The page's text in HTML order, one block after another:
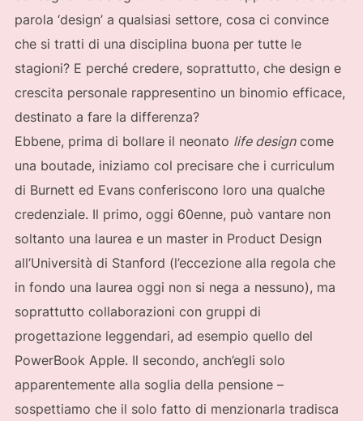
parola ‘design’ a qualsiasi settore, cosa ci convince
che si tratti di una disciplina buona per tutte le
stagioni? E perché credere, soprattutto, che design e
crescita personale rappresentino un binomio efficace,
destinato a fare la differenza?
Ebbene, prima di bollare il neonato life designcome
una boutade, iniziamo col precisare che i curriculum
di Burnett ed Evans conferiscono loro una qualche
credenziale. Il primo, oggi 60enne, può vantare non
soltanto una laurea e un master in Product Design
all’Università di Stanford (l’eccezione alla regola che
in fondo una laurea oggi non si nega a nessuno), ma
soprattutto collaborazioni con gruppi di
progettazione leggendari, ad esempio quello del
PowerBook Apple. Il secondo, anch’egli solo
apparentemente alla soglia della pensione –
sospettiamo che il solo fatto di menzionarla tradisca